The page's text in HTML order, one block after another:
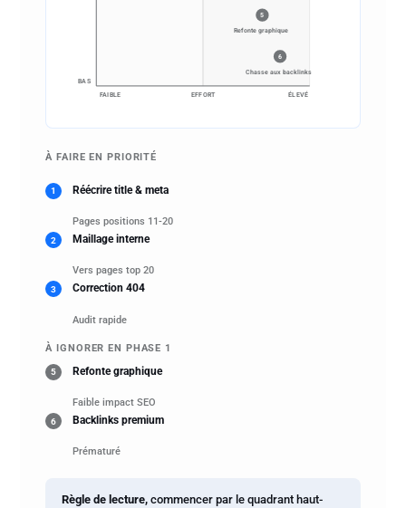
BAS
FAIBLE EFFORT ÉLEVÉ
5
Refonte graphique
6
Chasse aux backlinks
À FAIRE EN PRIORITÉ
1 Réécrire title & meta
Pages positions 11-20
2 Maillage interne
Vers pages top 20
3 Correction 404
Audit rapide
À IGNORER EN PHASE 1
5 Refonte graphique
Faible impact SEO
6 Backlinks premium
Prématuré
Règle de lecture, commencer par le quadrant haut-